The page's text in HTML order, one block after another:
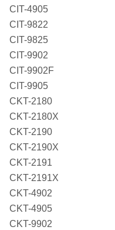
CIT-4905
CIT-9822
CIT-9825
CIT-9902
CIT-9902F
CIT-9905
CKT-2180
CKT-2180X
CKT-2190
CKT-2190X
CKT-2191
CKT-2191X
CKT-4902
CKT-4905
CKT-9902